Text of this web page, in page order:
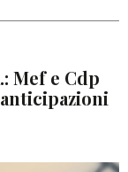
Mef e Cdp